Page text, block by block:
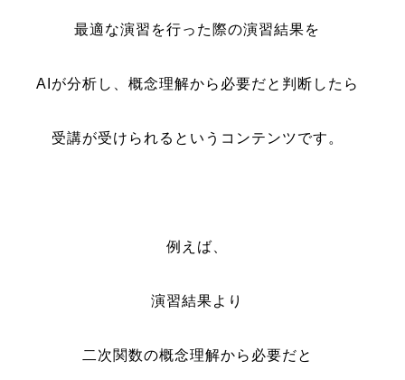
最適な演習を行った際の演習結果を
AIが分析し、概念理解から必要だと判断したら
受講が受けられるというコンテンツです。
例えば、
演習結果より
二次関数の概念理解から必要だと